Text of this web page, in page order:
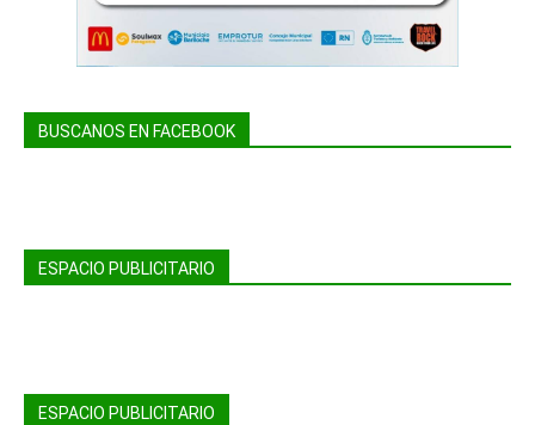
BUSCANOS EN FACEBOOK
ESPACIO PUBLICITARIO
ESPACIO PUBLICITARIO